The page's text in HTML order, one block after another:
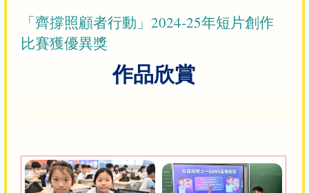
「齊撐照顧者行動」2024-25年短片創作
比賽獲優異獎
作品欣賞